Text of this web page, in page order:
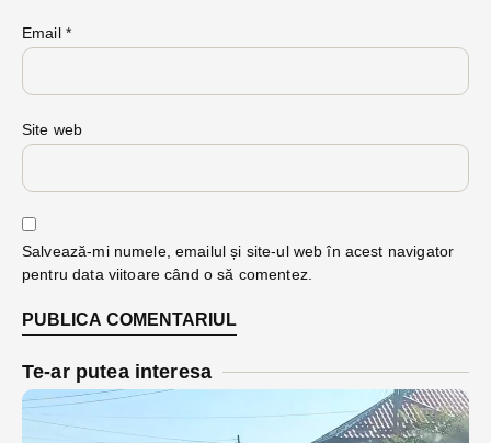
Email *
Site web
Salvează-mi numele, emailul și site-ul web în acest navigator
pentru data viitoare când o să comentez.
Te-ar putea interesa